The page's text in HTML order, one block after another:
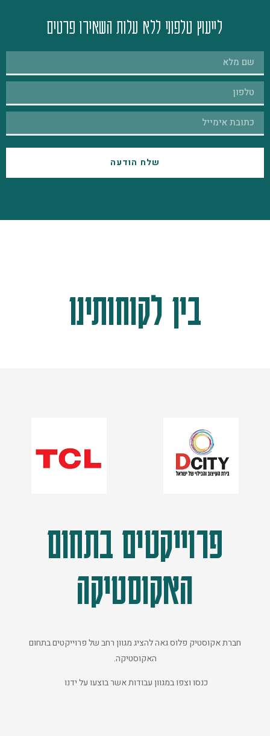
לייעוץ טלפוני ללא עלות השאירו פרטים
שלח הודעה
בין לקוחותינו
פרוייקטים בתחום
האקוסטיקה
חברת אקוסטיק פלוס גאה להציג מגוון רחב של פרוייקטים בתחום
האקוסטיקה.
כנסו וצפו במגוון עבודות אשר בוצעו על ידנו